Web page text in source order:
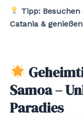
Tipp:
Catania &
Samoa –
Paradies